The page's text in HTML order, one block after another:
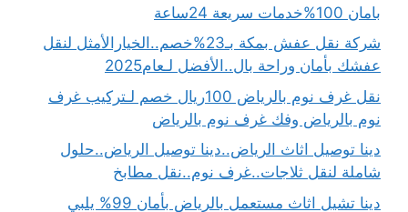
بامان 100%خدمات سريعة 24ساعة
شركة نقل عفش بمكة بـ23%خصم..الخيارالأمثل لنقل
عفشك بأمان وراحة بال..الأفضل لـعام2025
نقل غرف نوم بالرياض 100ريال خصم لـتركيب غرف
نوم بالرياض وفك غرف نوم بالرياض
دينا توصيل اثاث الرياض..دينا توصيل الرياض..حلول
شاملة لنقل ثلاجات..غرف نوم..نقل مطابخ
دينا تشيل اثاث مستعمل بالرياض بأمان 99% يلبي